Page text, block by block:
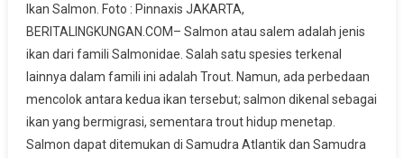
Salmon,
Ikan
Migran
Yang
Kaya
Nutrisi
Ikan Salmon. Foto : Pinnaxis JAKARTA,
BERITALINGKUNGAN.COM– Salmon atau salem adalah jenis
ikan dari famili Salmonidae. Salah satu spesies terkenal
lainnya dalam famili ini adalah Trout. Namun, ada perbedaan
mencolok antara kedua ikan tersebut; salmon dikenal sebagai
ikan yang bermigrasi, sementara trout hidup menetap.
Salmon dapat ditemukan di Samudra Atlantik dan Samudra